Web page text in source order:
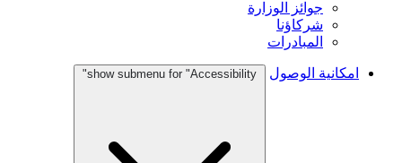
جوائز الوزارة
شركاؤنا
المبادرات
امكانية الوصول show submenu for "Accessibility"